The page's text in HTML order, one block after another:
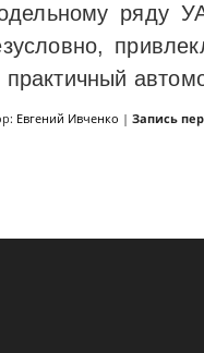
ряду
Евгений Ивченко | Запись